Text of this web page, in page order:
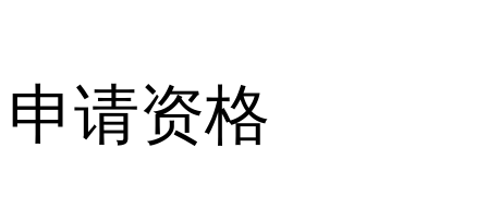
申请资格